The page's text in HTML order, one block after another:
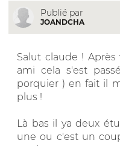
Publié par
JOANDCHA
Salut claude !
ami cela s'est
porquier ) en fait il
plus !
Là bas il ya deux
une ou c'est un